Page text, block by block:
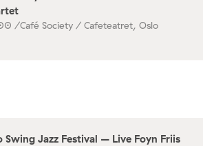
/Café Society / Cafeteatret, Oslo
Swing Jazz Festival – Live Foyn Friis